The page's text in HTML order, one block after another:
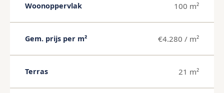
Woonoppervlak 100 m²
Gem. prijs per m² €4.280 / m²
Terras 21 m²